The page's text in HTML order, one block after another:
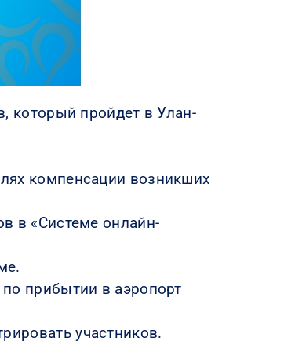
который пройдет в Улан-
компенсации возникших
в «Системе онлайн-
прибытии в аэропорт
участников.